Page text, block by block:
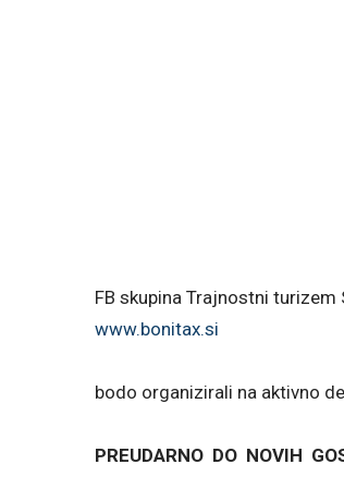
FB skupina Trajnostni
www.bonitax.si
bodo organizirali na aktivno
PREUDARNO DO NOVIH